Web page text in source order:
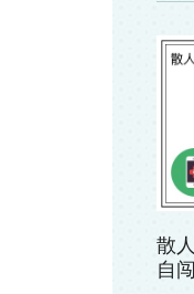
散
自